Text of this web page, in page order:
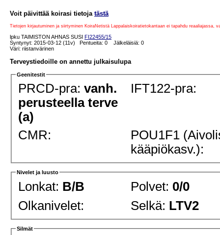
Voit päivittää koirasi tietoja tästä
Tietojen kirjautuminen ja siirtyminen KoiraNetistä Lappalaiskoiratietokantaan ei tapahdu
lpku TAIMISTON AHNAS SUSI FI22455/15
Syntynyt: 2015-03-12 (11v) Pentueita: 0 Jälkeläisiä: 0
Väri: riistanvärinen
Terveystiedoille on annettu julkaisulupa
Geenitestit
PRCD-pra:vanh.
perusteella terve
(a)
IFT122-pra:
CMR:
POU1F1
kääpiökasv.):
Nivelet ja luusto
Lonkat: B/B Polvet: 0/0
Olkanivelet:
Selkä: LTV2
Silmät